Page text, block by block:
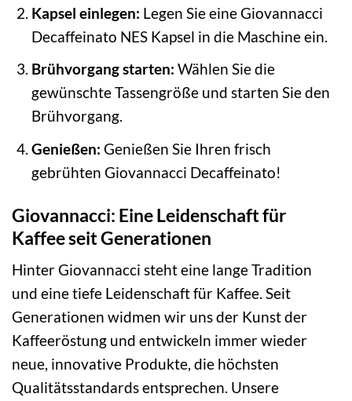
Kapsel einlegen: Legen Sie eine Giovannacci
Decaffeinato NES Kapsel in die Maschine ein.
Brühvorgang starten: Wählen Sie die
gewünschte Tassengröße und starten Sie den
Brühvorgang.
Genießen: Genießen Sie Ihren frisch
gebrühten Giovannacci Decaffeinato!
Giovannacci: Eine Leidenschaft für
Kaffee seit Generationen
Hinter Giovannacci steht eine lange Tradition
und eine tiefe Leidenschaft für Kaffee. Seit
Generationen widmen wir uns der Kunst der
Kaffeeröstung und entwickeln immer wieder
neue, innovative Produkte, die höchsten
Qualitätsstandards entsprechen. Unsere